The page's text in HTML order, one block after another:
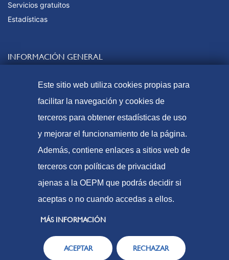
Servicios gratuitos
Estadísticas
INFORMACIÓN GENERAL
Preguntas frecuentes
Tasas y precios públicos
Mapa web
© Oficina Española de Patentes y Marcas, 2023
Accesibilidad
Aviso Legal
Política de Cookies
Protección de datos
Este sitio web utiliza cookies propias para
facilitar la navegación y cookies de
terceros para obtener estadísticas de uso
y mejorar el funcionamiento de la página.
Además, contiene enlaces a sitios web de
terceros con políticas de privacidad
ajenas a la OEPM que podrás decidir si
aceptas o no cuando accedas a ellos.
MÁS INFORMACIÓN
ACEPTAR RECHAZAR